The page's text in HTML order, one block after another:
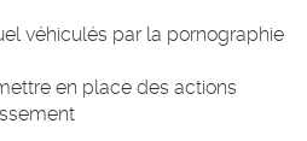
véhiculés par la pornographie
en place des actions